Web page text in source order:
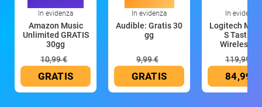
In evidenza
Amazon Music
Unlimited GRATIS
30gg
10,99 €
GRATIS
In evidenza
Audible: Gratis 30
gg
9,99 €
GRATIS
In evidenza
Logitech MX
S Tastiera
Wireless
119,99 €
84,99 €